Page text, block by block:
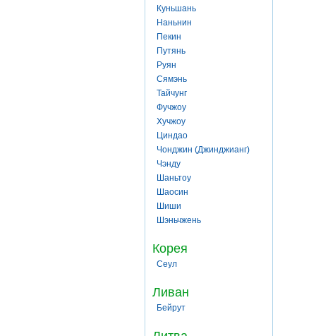
Куньшань
Наньнин
Пекин
Путянь
Руян
Сямэнь
Тайчунг
Фучжоу
Хучжоу
Циндао
Чонджин (Джинджианг)
Чэнду
Шаньтоу
Шаосин
Шиши
Шэньчжень
Корея
Сеул
Ливан
Бейрут